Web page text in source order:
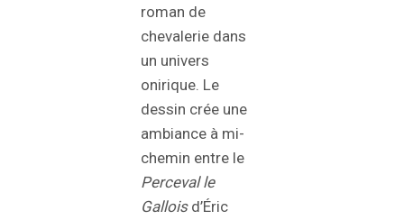
roman de
chevalerie dans
un univers
onirique. Le
dessin crée une
ambiance à mi-
chemin entre le
Perceval le
Galloisd’Éric